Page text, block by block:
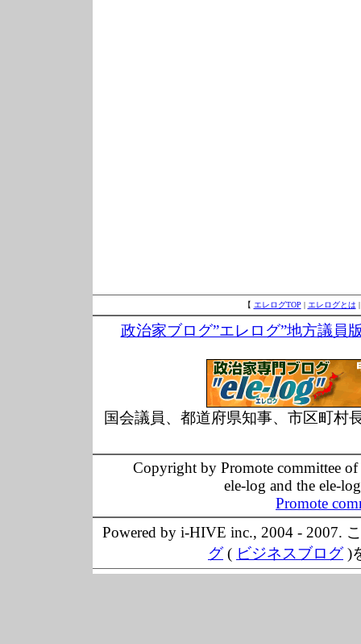
【 エレログTOP | エレログとは
政治家ブログ”エレログ”地方議員
国会議員、都道府県知事、市区町村
Copyright by Promote committee
ele-log and the ele-
Promote
Powered by i-HIVE inc., 2004 - 2007.
グ( ビジネスブログ)